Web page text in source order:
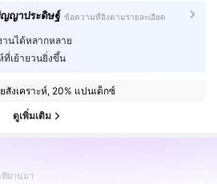
ญญาประดิษฐ์ ข้อความที่อิงตามรายละเอียด
านได้หลากหลาย
ที่เย้ายวนยิ่งขึ้น
สังเคราะห์, 20% แปนเด็กซ์
ดูเพิ่มเติม
ตาม
าม
ที่ผ่านมา